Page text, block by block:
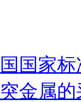
国家标
金属